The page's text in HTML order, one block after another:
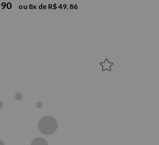
ou 8x de R$ 49,86